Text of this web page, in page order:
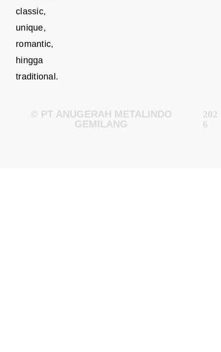
classic,
unique,
romantic,
hingga
traditional.
© PT ANUGERAH METALINDO
GEMILANG
202
6